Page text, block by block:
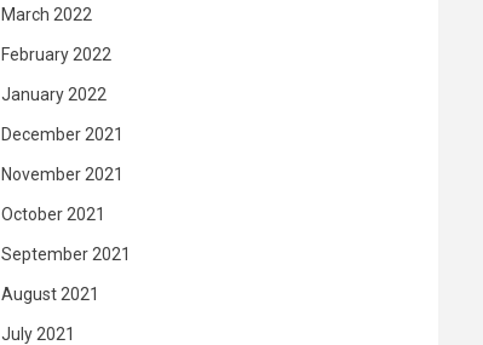
March 2022
February 2022
January 2022
December 2021
November 2021
October 2021
September 2021
August 2021
July 2021